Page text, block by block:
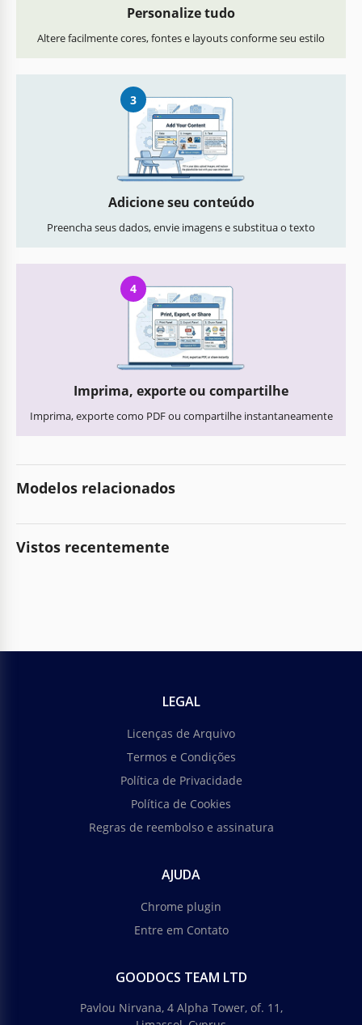
Personalize tudo
Altere facilmente cores, fontes e layouts conforme seu estilo
3
Adicione seu conteúdo
Preencha seus dados, envie imagens e substitua o texto
4
Imprima, exporte ou compartilhe
Imprima, exporte como PDF ou compartilhe instantaneamente
Modelos relacionados
Vistos recentemente
LEGAL
Licenças de Arquivo
Termos e Condições
Política de Privacidade
Política de Cookies
Regras de reembolso e assinatura
AJUDA
Chrome plugin
Entre em Contato
GOODOCS TEAM LTD
Pavlou Nirvana, 4 Alpha Tower, of. 11,